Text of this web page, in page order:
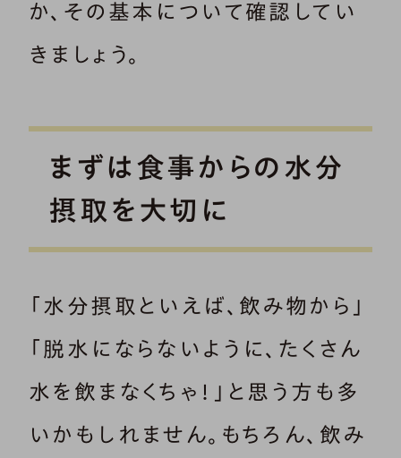
か、その基本について確認してい
きましょう。
まずは食事からの水分
摂取を大切に
「水分摂取といえば、飲み物から」
「脱水にならないように、たくさん
水を飲まなくちゃ！」と思う方も多
いかもしれません。もちろん、飲み